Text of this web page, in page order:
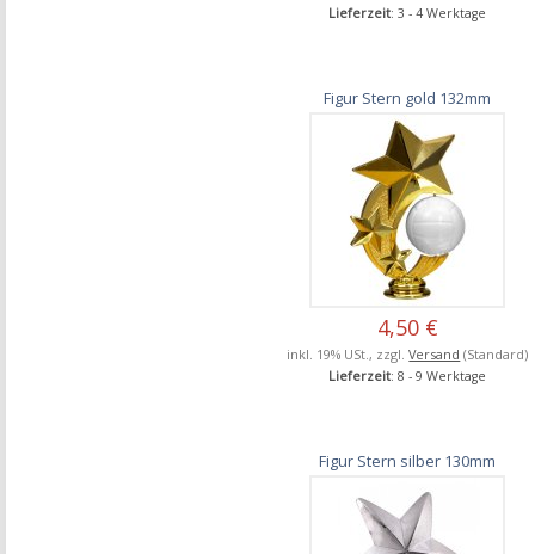
Lieferzeit: 3 - 4 Werktage
Figur Stern gold 132mm
4,50 €
inkl. 19% USt., zzgl.Versand (Standard)
Lieferzeit: 8 - 9 Werktage
Figur Stern silber 130mm